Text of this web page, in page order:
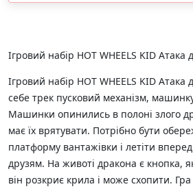
Ігровий набір HOT WHEELS KID Атака
Ігровий набір HOT WHEELS KID
себе трек пусковий механізм,
Машинки опинились в полоні злого
має їх врятувати. Потрібно бути
платформу вантажівки і летіти
друзям. На животі дракона є кнопка,
він розкриє крила і може схопити. Гра